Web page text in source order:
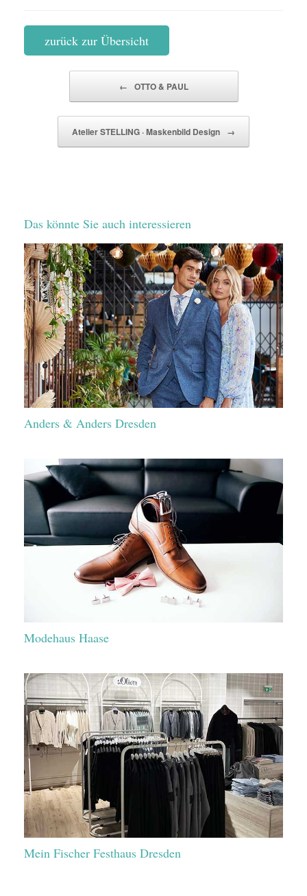
zurück zur Übersicht
← OTTO & PAUL
Atelier STELLING · Maskenbild Design →
Das könnte Sie auch interessieren
Anders & Anders Dresden
Modehaus Haase
Mein Fischer Festhaus Dresden